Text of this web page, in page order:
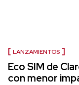
LANZAMIENTOS
Eco SIM de
con menor